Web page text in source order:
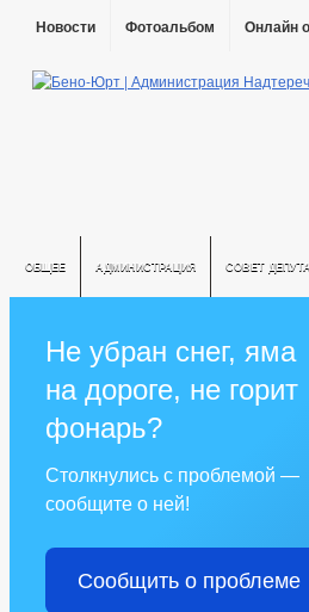
Новости Фотоальбом Онлайн
ОБЩЕЕ АДМИНИСТРАЦИЯ СОВЕТ
Не убран снег, яма
на дороге, не горит
фонарь?
Столкнулись с проблемой —
сообщите о ней!
Сообщить о проблеме